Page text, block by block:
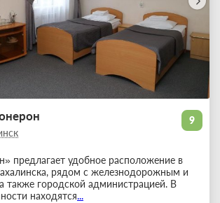
9
предлагает удобное расположение в
рядом с железнодорожным и
также городской администрацией. В
находятся...